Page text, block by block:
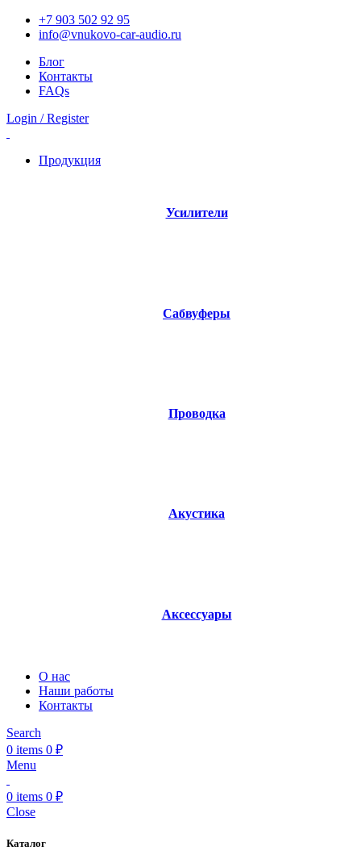
+7 903 502 92 95
info@vnukovo-car-audio.ru
Блог
Контакты
FAQs
Login / Register
Продукция
Усилители
Сабвуферы
Проводка
Акустика
Аксессуары
О нас
Наши работы
Контакты
Search
0 items 0 ₽
Menu
0 items 0 ₽
Close
Каталог